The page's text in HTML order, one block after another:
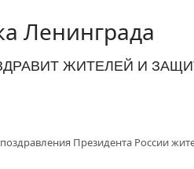
Ленинграда
ЖИТЕЛЕЙ И
Президента России